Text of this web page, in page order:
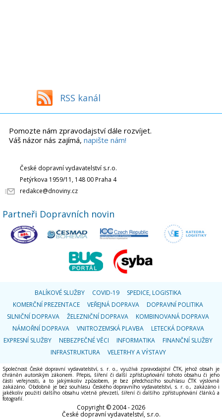
RSS kanál
Pomozte nám zpravodajství dále rozvíjet.
Váš názor nás zajímá, napište nám!
České dopravní vydavatelství s.r.o.
Petýrkova 1959/11, 148 00 Praha 4
redakce@dnoviny.cz
Partneři Dopravních novin
BALÍKOVÉ SLUŽBY COVID-19
SPEDICE, LOGISTIKA
KOMERČNÍ PREZENTACE
VEŘEJNÁ DOPRAVA
DOPRAVNÍ POLITIKA
SILNIČNÍ DOPRAVA
ŽELEZNIČNÍ DOPRAVA
KOMBINOVANÁ DOPRAVA
NÁMOŘNÍ DOPRAVA
VNITROZEMSKÁ PLAVBA
LETECKÁ DOPRAVA
EXPRESNÍ SLUŽBY
NEBEZPEČNÉ VĚCI INFORMATIKA
FINANČNÍ SLUŽBY
INFRASTRUKTURA
VELETRHY A VÝSTAVY
Společnost České dopravní vydavatelství, s. r. o., využívá zpravodajství ČTK, jehož obsah je
chráněn autorským zákonem. Přepis, šíření či další zpřístupňování tohoto obsahu či jeho
části veřejnosti, a to jakýmkoliv způsobem, je bez předchozího souhlasu ČTK výslovně
zakázáno. Obdobně je bez souhlasu Českého dopravního vydavatelství, s. r. o., zakázáno i
jakékoliv použití dalšího obsahu včetně převzetí, šíření či dalšího zpřístupňování článků a
fotografií.
Copyright © 2004 - 2026
České dopravní vydavatelství, s.r.o.